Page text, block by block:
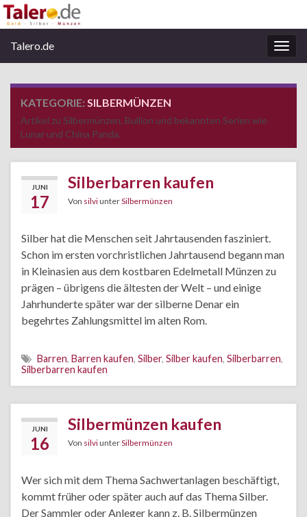
Talero.de
KATEGORIE: SILBERMÜNZEN
Artikel zu Silbermünzen, Bullion und bekannten Serien wie
Lunar und China Panda.
JUNI
17
Silberbarren kaufen
Von silviunterSilbermünzen
Silber hat die Menschen seit Jahrtausenden fasziniert.
Schon im ersten vorchristlichen Jahrtausend begann man
in Kleinasien aus dem kostbaren Edelmetall Münzen zu
prägen – übrigens die ältesten der Welt – und einige
Jahrhunderte später war der silberne Denar ein
begehrtes Zahlungsmittel im alten Rom.
Barren, Barren kaufen, Silber, Silber kaufen, Silberbarren,
Silberbarren kaufen
JUNI
16
Silbermünzen kaufen
Von silviunterSilbermünzen
Wer sich mit dem Thema Sachwertanlagen beschäftigt,
kommt früher oder später auch auf das Thema Silber.
Der Sammler oder Anleger kann z. B. Silbermünzen